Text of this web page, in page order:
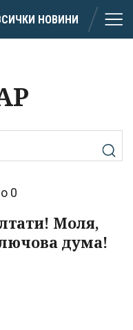
НОВИНИ
0
Моля,
дума!